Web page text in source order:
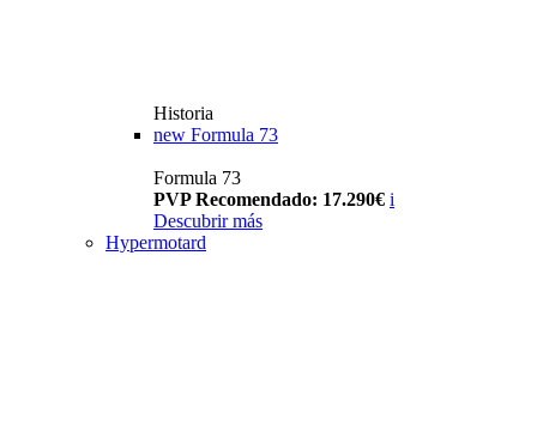
Historia
new Formula 73
Formula 73
PVP Recomendado: 17.290€ i
Descubrir más
Hypermotard